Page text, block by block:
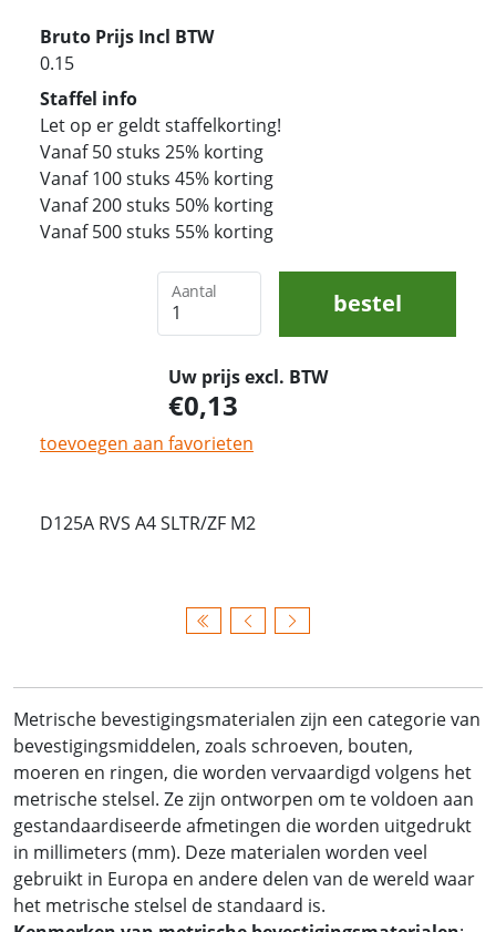
Bruto Prijs Incl BTW
0.15
Staffel info
Let op er geldt staffelkorting!
Vanaf 50 stuks 25% korting
Vanaf 100 stuks 45% korting
Vanaf 200 stuks 50% korting
Vanaf 500 stuks 55% korting
Aantal bestel
Uw prijs excl. BTW
0,13
toevoegen aan favorieten
D125A RVS A4 SLTR/ZF M2
Metrische bevestigingsmaterialen zijn een categorie van
bevestigingsmiddelen, zoals schroeven, bouten,
moeren en ringen, die worden vervaardigd volgens het
metrische stelsel. Ze zijn ontworpen om te voldoen aan
gestandaardiseerde afmetingen die worden uitgedrukt
in millimeters (mm). Deze materialen worden veel
gebruikt in Europa en andere delen van de wereld waar
het metrische stelsel de standaard is.